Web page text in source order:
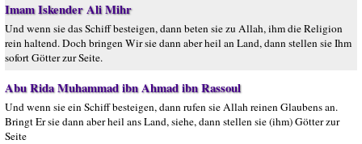
Imam Iskender Ali Mihr
Und wenn sie das Schiff besteigen, dann beten sie zu Allah, ihm die Religion
rein haltend. Doch bringen Wir sie dann aber heil an Land, dann stellen sie Ihm
sofort Götter zur Seite.
Abu Rida Muhammad ibn Ahmad ibn Rassoul
Und wenn sie ein Schiff besteigen, dann rufen sie Allah reinen Glaubens an.
Bringt Er sie dann aber heil ans Land, siehe, dann stellen sie (ihm) Götter zur
Seite